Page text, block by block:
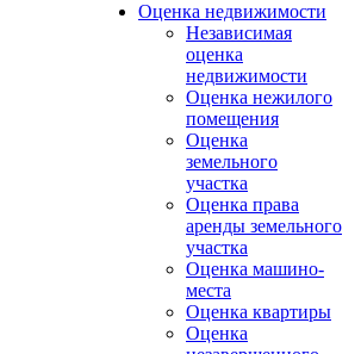
Оценка недвижимости
Независимая
оценка
недвижимости
Оценка нежилого
помещения
Оценка
земельного
участка
Оценка права
аренды земельного
участка
Оценка машино-
места
Оценка квартиры
Оценка